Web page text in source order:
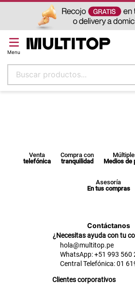
Buscar productos...
espuma
Venta
telefónica
Compra con
tranquilidad
Medios de
Asesoría
En tus compras
Contáctanos
¿Necesitas ayuda con tu
hola@multitop.pe
WhatsApp: +51 993 560
Central Telefónica: 01
Clientes corporativos